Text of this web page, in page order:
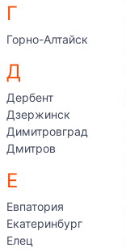
Г
Горно-Алтайск
Д
Дербент
Дзержинск
Димитровград
Дмитров
Е
Евпатория
Екатеринбург
Елец